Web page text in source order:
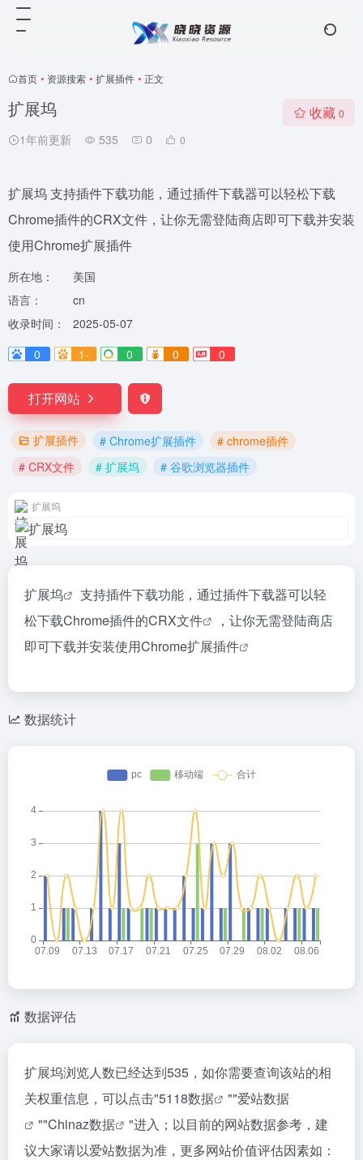
首页 • 资源搜索 • 扩展插件 • 正文
扩展坞
1年前更新 535 0 0
收藏 0
扩展坞 支持插件下载功能，通过插件下载器可以轻松下载
Chrome插件的CRX文件，让你无需登陆商店即可下载并安装
使用Chrome扩展插件
所在地：
美国
语言：
cn
收录时间：
2025-05-07
0
1- 0 0 0
打开网站
扩展插件 # Chrome扩展插件
# chrome插件
# CRX文件
# 扩展坞 # 谷歌浏览器插件
扩展坞
扩展坞
支持插件下载功能，通过插件下载器可以轻
松下载Chrome插件的CRX文件
，让你无需登陆商店
即可下载并安装使用Chrome扩展插件
数据统计
数据评估
扩展坞浏览人数已经达到535，如你需要查询该站的相
关权重信息，可以点击"5118数据 ""爱站数据
""Chinaz数据
"进入；以目前的网站数据参考，建
议大家请以爱站数据为准，更多网站价值评估因素如：